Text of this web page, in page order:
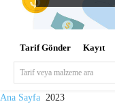
Tarif Gönder Kayıt
Tarif veya malzeme ara
Ana Sayfa 2023